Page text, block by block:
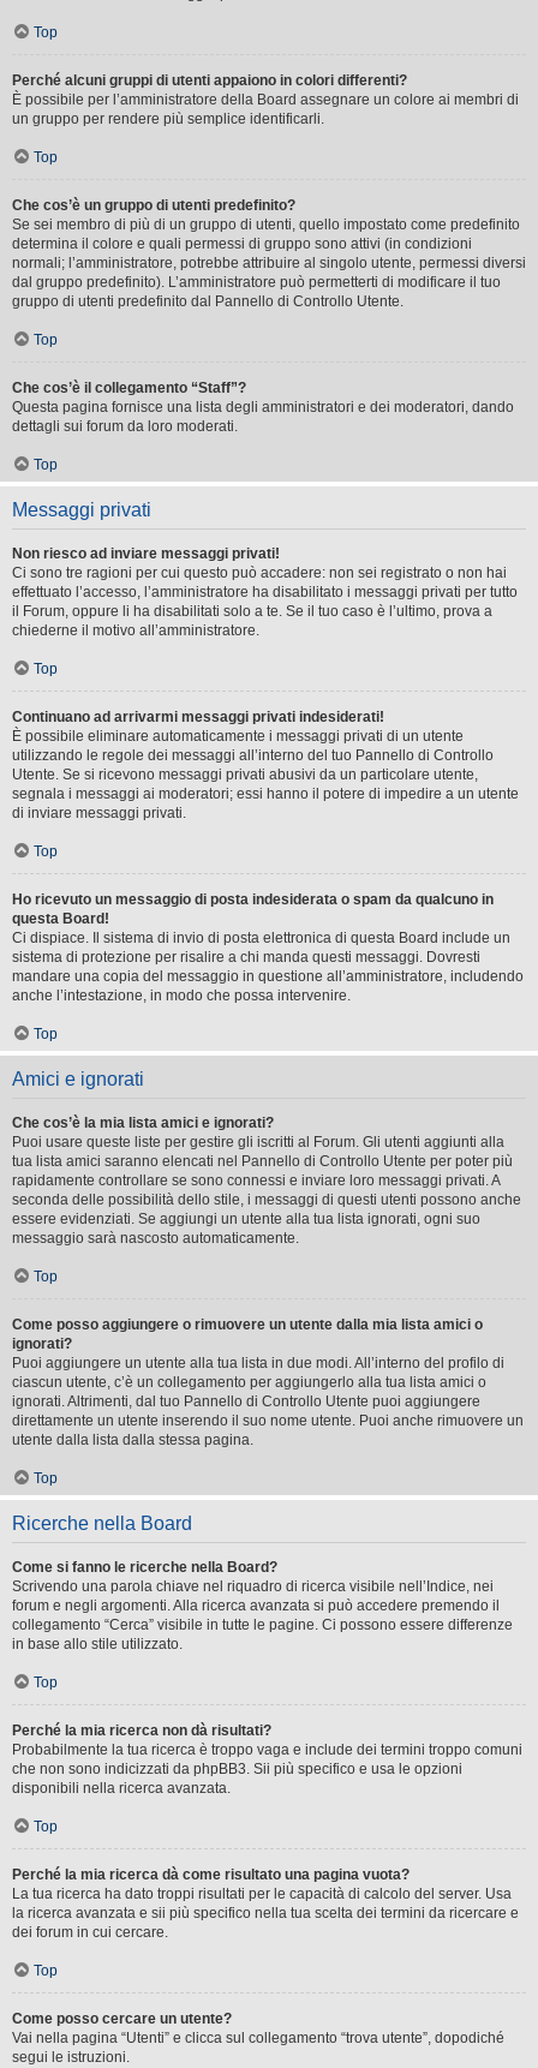
Top
Perché alcuni gruppi di utenti appaiono in colori differenti?
È possibile per l’amministratore della Board assegnare un colore ai membri di
un gruppo per rendere più semplice identificarli.
Top
Che cos’è un gruppo di utenti predefinito?
Se sei membro di più di un gruppo di utenti, quello impostato come predefinito
determina il colore e quali permessi di gruppo sono attivi (in condizioni
normali; l’amministratore, potrebbe attribuire al singolo utente, permessi diversi
dal gruppo predefinito). L’amministratore può permetterti di modificare il tuo
gruppo di utenti predefinito dal Pannello di Controllo Utente.
Top
Che cos’è il collegamento “Staff”?
Questa pagina fornisce una lista degli amministratori e dei moderatori, dando
dettagli sui forum da loro moderati.
Top
Messaggi privati
Non riesco ad inviare messaggi privati!
Ci sono tre ragioni per cui questo può accadere: non sei registrato o non hai
effettuato l’accesso, l’amministratore ha disabilitato i messaggi privati per tutto
il Forum, oppure li ha disabilitati solo a te. Se il tuo caso è l’ultimo, prova a
chiederne il motivo all’amministratore.
Top
Continuano ad arrivarmi messaggi privati indesiderati!
È possibile eliminare automaticamente i messaggi privati ​​di un utente
utilizzando le regole dei messaggi all’interno del tuo Pannello di Controllo
Utente. Se si ricevono messaggi privati ​​abusivi da un particolare utente,
segnala i messaggi ai moderatori; essi hanno il potere di impedire a un utente
di inviare messaggi privati​​.
Top
Ho ricevuto un messaggio di posta indesiderata o spam da qualcuno in
questa Board!
Ci dispiace. Il sistema di invio di posta elettronica di questa Board include un
sistema di protezione per risalire a chi manda questi messaggi. Dovresti
mandare una copia del messaggio in questione all’amministratore, includendo
anche l’intestazione, in modo che possa intervenire.
Top
Amici e ignorati
Che cos’è la mia lista amici e ignorati?
Puoi usare queste liste per gestire gli iscritti al Forum. Gli utenti aggiunti alla
tua lista amici saranno elencati nel Pannello di Controllo Utente per poter più
rapidamente controllare se sono connessi e inviare loro messaggi privati. A
seconda delle possibilità dello stile, i messaggi di questi utenti possono anche
essere evidenziati. Se aggiungi un utente alla tua lista ignorati, ogni suo
messaggio sarà nascosto automaticamente.
Top
Come posso aggiungere o rimuovere un utente dalla mia lista amici o
ignorati?
Puoi aggiungere un utente alla tua lista in due modi. All’interno del profilo di
ciascun utente, c’è un collegamento per aggiungerlo alla tua lista amici o
ignorati. Altrimenti, dal tuo Pannello di Controllo Utente puoi aggiungere
direttamente un utente inserendo il suo nome utente. Puoi anche rimuovere un
utente dalla lista dalla stessa pagina.
Top
Ricerche nella Board
Come si fanno le ricerche nella Board?
Scrivendo una parola chiave nel riquadro di ricerca visibile nell’Indice, nei
forum e negli argomenti. Alla ricerca avanzata si può accedere premendo il
collegamento “Cerca” visibile in tutte le pagine. Ci possono essere differenze
in base allo stile utilizzato.
Top
Perché la mia ricerca non dà risultati?
Probabilmente la tua ricerca è troppo vaga e include dei termini troppo comuni
che non sono indicizzati da phpBB3. Sii più specifico e usa le opzioni
disponibili nella ricerca avanzata.
Top
Perché la mia ricerca dà come risultato una pagina vuota?
La tua ricerca ha dato troppi risultati per le capacità di calcolo del server. Usa
la ricerca avanzata e sii più specifico nella tua scelta dei termini da ricercare e
dei forum in cui cercare.
Top
Come posso cercare un utente?
Vai nella pagina “Utenti” e clicca sul collegamento “trova utente”, dopodiché
segui le istruzioni.